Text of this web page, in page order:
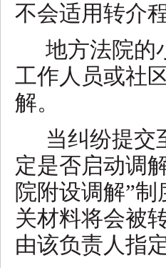
不会适用转介程
地方法院的
工作人员或社
解。
当纠纷提交
定是否启动调
院附设调解”
关材料将会被
由该负责人指